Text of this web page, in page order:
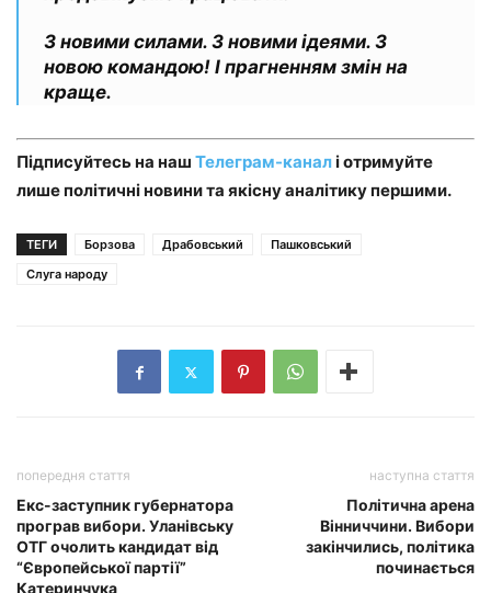
З новими силами. З новими ідеями. З
новою командою! І прагненням змін на
краще.
Підписуйтесь на наш Телеграм-каналі отримуйте
лише політичні новини та якісну аналітику першими.
ТЕГИ Борзова Драбовський
Пашковський
Слуга народу
попередня стаття
Екс-заступник губернатора
програв вибори. Уланівську
ОТГ очолить кандидат від
“Європейської партії”
Катеринчука
наступна стаття
Політична арена
Вінниччини. Вибори
закінчились, політика
починається